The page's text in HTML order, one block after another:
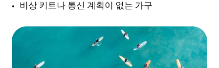
비상 키트나 통신 계획이 없는 가구